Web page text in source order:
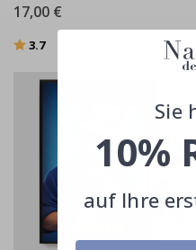
17,00 €
Bewertung:
3.7von 5 Sternen
Sie
10%
auf Ihre